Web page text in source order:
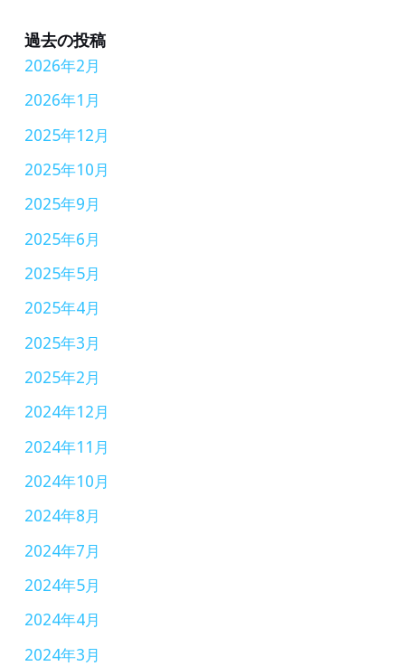
学
生
が
英
の
先
生
に
な
体
験
イ
ベ
ン
開
催
過去の投稿
2026年2月
2026年1月
2025年12月
2025年10月
2025年9月
2025年6月
2025年5月
2025年4月
2025年3月
2025年2月
2024年12月
2024年11月
2024年10月
2024年8月
2024年7月
2024年5月
2024年4月
2024年3月